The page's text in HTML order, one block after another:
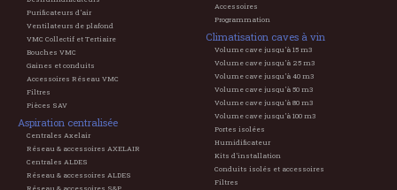
Purificateurs d'air
Ventilateurs de plafond
VMC Collectif et Tertiaire
Bouches VMC
Gaines et conduits
Accessoires Réseau VMC
Filtres
Pièces SAV
Aspiration centralisée
Centrales Axelair
Réseau & accessoires AXELAIR
Centrales ALDES
Réseau & accessoires ALDES
Accessoires
Programmation
Climatisation caves à vin
Volume cave jusqu'à 15 m3
Volume cave jusqu'à 25 m3
Volume cave jusqu'à 40 m3
Volume cave jusqu'à 50 m3
Volume cave jusqu'à 80 m3
Volume cave jusqu'à 100 m3
Portes isolées
Humidificateur
Kits d'installation
Conduits isolés et accessoires
Filtres